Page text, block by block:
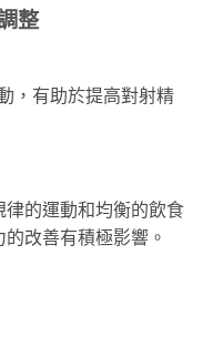
整
，有助於提高對射精
的運動和均衡的飲食
改善有積極影響。